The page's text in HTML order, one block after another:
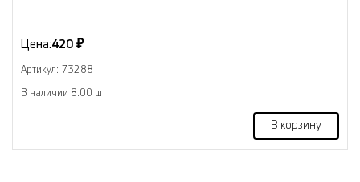
Цена:420 ₽
Артикул: 73288
В наличии 8.00 шт
В корзину